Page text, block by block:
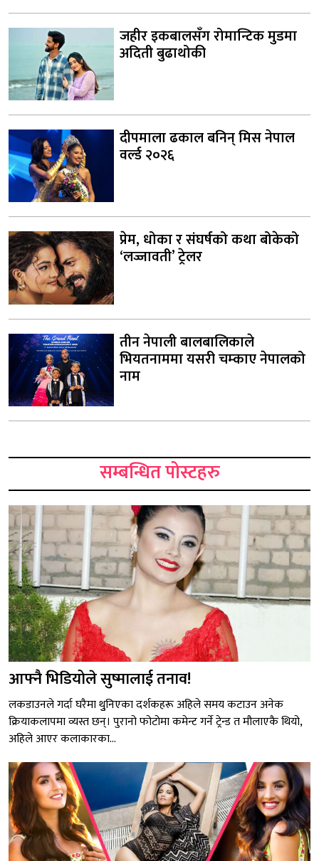
जहीर इकबालसँग रोमान्टिक मुडमा
अदिती बुढाथोकी
दीपमाला ढकाल बनिन् मिस नेपाल
वर्ल्ड २०२६
प्रेम, धोका र संघर्षको कथा बोकेको
‘लज्जावती’ ट्रेलर
तीन नेपाली बालबालिकाले
भियतनाममा यसरी चम्काए नेपालको
नाम
सम्बन्धित पोस्टहरु
आफ्नै भिडियोले सुष्मालाई तनाव!
लकडाउनले गर्दा घरैमा थुुनिएका दर्शकहरू अहिले समय कटाउन अनेक
क्रियाकलापमा व्यस्त छन्। पुरानो फोटोमा कमेन्ट गर्ने ट्रेन्ड त मौलाएकै थियो,
अहिले आएर कलाकारका...